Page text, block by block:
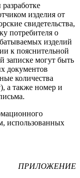
изделия от
свидетельства,
потребителя о
изделий
к пояснительной
записке могут быть
документов
количества
а также номер и
использованных
ПРИЛОЖЕНИЕ